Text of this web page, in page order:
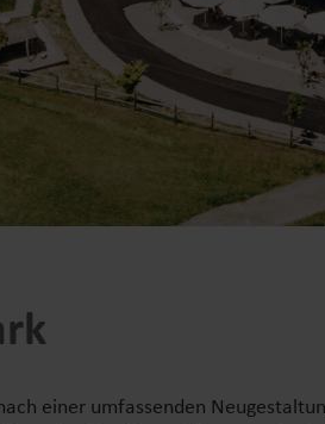
einer umfassenden